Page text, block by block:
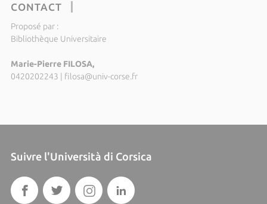
CONTACT
Proposé par :
Bibliothèque Universitaire
Marie-Pierre FILOSA,
0420202243 | filosa@univ-corse.fr
Suivre l'Università di Corsica